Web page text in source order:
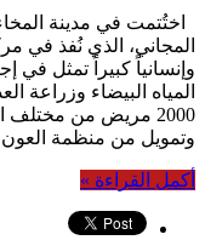
اختُتمت في مدينة
المجاني، الذي نُفذ في
المياه البيضاء
2000 مريض من مختلف
وتمويل من منظمة
أكمل القراءة »